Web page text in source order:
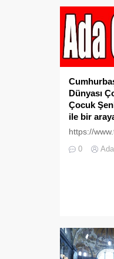
Dünyası
Çocuk
ile bir
https://
trt-cocuk-
0